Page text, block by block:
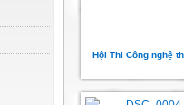
Hội Thi Công nghệ